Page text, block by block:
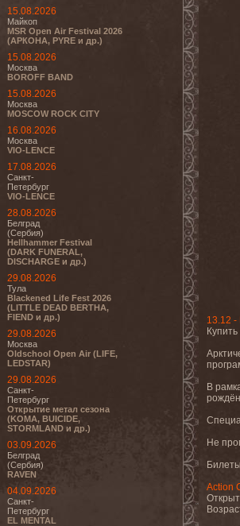
15.08.2026
Майкоп
MSR Open Air Festival 2026
(АРКОНА, PYRE и др.)
15.08.2026
Москва
BOROFF BAND
15.08.2026
Москва
MOSCOW ROCK CITY
16.08.2026
Москва
VIO-LENCE
17.08.2026
Санкт-
Петербург
VIO-LENCE
28.08.2026
Белград
(Сербия)
Hellhammer Festival
(DARK FUNERAL,
DISCHARGE и др.)
29.08.2026
Тула
Blackened Life Fest 2026
(LITTLE DEAD BERTHA,
FIEND и др.)
29.08.2026
Москва
Oldschool Open Air (LIFE,
LEDSTAR)
29.08.2026
Санкт-
Петербург
Открытие метал сезона
(KOMA, BUICIDE,
STORMLAND и др.)
03.09.2026
Белград
(Сербия)
RAVEN
04.09.2026
Санкт-
Петербург
EL MENTAL
13.12
В
Не
Action